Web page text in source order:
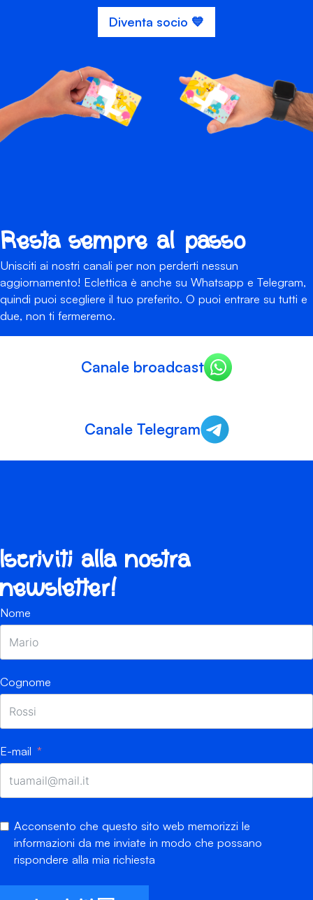
Diventa socio 💙
Resta sempre al passo
Unisciti ai nostri canali per non perderti nessun
aggiornamento! Eclettica è anche su Whatsapp e Telegram,
quindi puoi scegliere il tuo preferito. O puoi entrare su tutti e
due, non ti fermeremo.
Canale broadcast
Canale Telegram
Iscriviti alla nostra
newsletter!
Nome
Cognome
E-mail
Acconsento che questo sito web memorizzi le
informazioni da me inviate in modo che possano
rispondere alla mia richiesta